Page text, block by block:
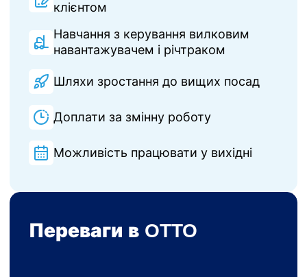
клієнтом
Навчання з керування вилковим
навантажувачем і річтраком
Шляхи зростання до вищих посад
Доплати за змінну роботу
Можливість працювати у вихідні
Переваги в OTTO